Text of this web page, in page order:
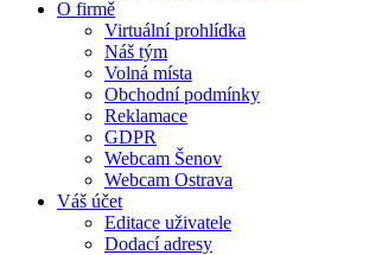
O firmě
Virtuální prohlídka
Náš tým
Volná místa
Obchodní podmínky
Reklamace
GDPR
Webcam Šenov
Webcam Ostrava
Váš účet
Editace uživatele
Dodací adresy